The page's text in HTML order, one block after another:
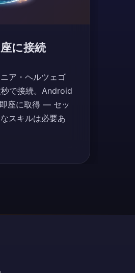
に接続
ア・ヘルツェゴ
で接続。Android
座に取得 — セッ
スキルは必要あ